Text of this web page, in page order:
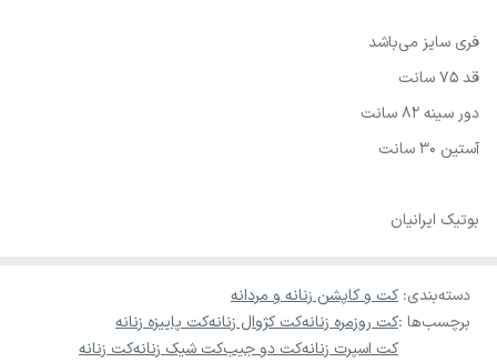
فری سایز می‌باشد
قد 75 سانت
دور سینه 82 سانت
آستین 30 سانت
بوتیک ایرانیان
دسته‌بندی: کت و کاپشن زنانه و مردانه
برچسب‌ها :کت روزمره زنانهکت کژوال زنانهکت پاییزه زنانه
کت اسپرت زنانهکت دو جیبکت شیک زنانهکت زنانه